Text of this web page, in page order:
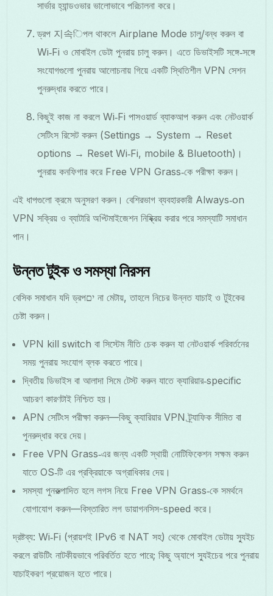
সার্ভার হ্যান্ডওভার ভালোভাবে পরিচালনা করে।
ড্রপ 지속িপল থাকলে Airplane Mode চালু/বন্ধ করুন বা
Wi‑Fi ও মোবাইল ডেটা পুনরায় চালু করুন। এতে ডিভাইসটি সঙ্গে‑সঙ্গে
সংযোগগুলো পুনরায় আলোচনায় গিয়ে একটি স্থিতিশীল VPN সেশন
পুনরুদ্ধার করতে পারে।
কিছুই কাজ না করলে Wi‑Fi পাসওয়ার্ড ব্যাকআপ করুন এবং নেটওয়ার্ক
সেটিংস রিসেট করুন (Settings → System → Reset
options → Reset Wi‑Fi, mobile & Bluetooth)।
পুনরায় কনফিগার করে Free VPN Grass‑কে পরীক্ষা করুন।
এই ধাপগুলো ক্রমে অনুসরণ করুন। বেশিরভাগ ব্যবহারকারী Always‑on
VPN সক্রিয় ও ব্যাটারি অপ্টিমাইজেশন নিষ্ক্রিয় করার পরে সমস্যাটি সমাধান
পান।
উন্নত টুইক ও সমস্যা নিরসন
বেসিক সমাধান যদি ড্রপים না মেটায়, তাহলে নিচের উন্নত যাচাই ও টুইকের
চেষ্টা করুন।
VPN kill switch বা সিস্টেম নীতি চেক করুন যা নেটওয়ার্ক পরিবর্তনের
সময় পুনরায় সংযোগ ব্লক করতে পারে।
দ্বিতীয় ডিভাইস বা আলাদা সিমে টেস্ট করুন যাতে ক্যারিয়ার‑specific
আচরণ কারণটাই নিশ্চিত হয়।
APN সেটিংস পরীক্ষা করুন—কিছু ক্যারিয়ার VPN ট্র্যাফিক সীমিত বা
পুনরুদ্ধার করে দেয়।
Free VPN Grass‑এর জন্য একটি স্থায়ী নোটিফিকেশন সক্ষম করুন
যাতে OS‑টি এর প্রক্রিয়াকে অগ্রাধিকার দেয়।
সমস্যা পুনরুত্পাদিত হলে লগস নিয়ে Free VPN Grass‑কে সমর্থনে
যোগাযোগ করুন—বিস্তারিত লগ ডায়াগনসিস-speed করে।
দ্রষ্টব্য: Wi‑Fi (প্রায়শই IPv6 বা NAT সহ) থেকে মোবাইল ডেটায় স্যুইচ
করলে রাউটিং নাটকীয়ভাবে পরিবর্তিত হতে পারে; কিছু অ্যাপে স্যুইচের পরে পুনরায়
যাচাইকরণ প্রয়োজন হতে পারে।